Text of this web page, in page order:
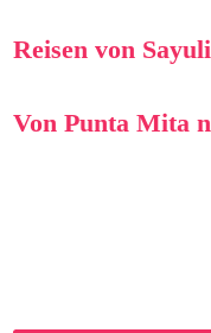
Reisen von
Von Punta Mita